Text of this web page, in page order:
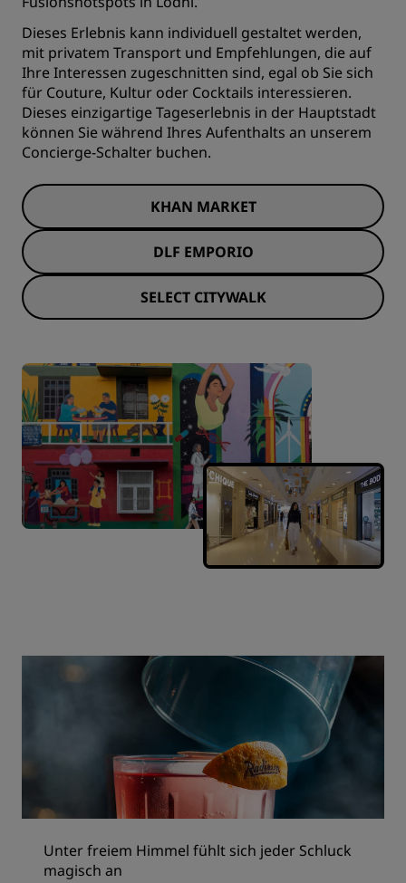
Dieses Erlebnis kann individuell gestaltet werden,
mit privatem Transport und Empfehlungen, die auf
Ihre Interessen zugeschnitten sind, egal ob Sie sich
für Couture, Kultur oder Cocktails interessieren.
Dieses einzigartige Tageserlebnis in der Hauptstadt
können Sie während Ihres Aufenthalts an unserem
Concierge-Schalter buchen.
KHAN MARKET
DLF EMPORIO
SELECT CITYWALK
Unter freiem Himmel fühlt sich jeder Schluck
magisch an